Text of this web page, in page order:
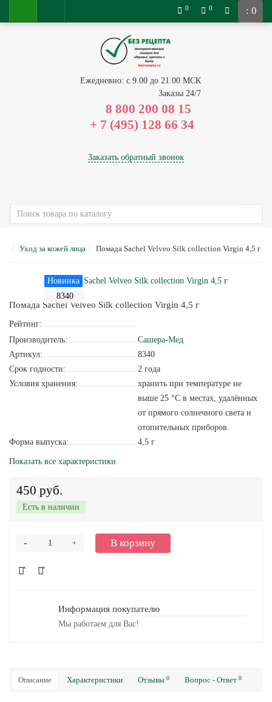
: 0
0 0
Ежедневно: с 9.00 до 21.00 МСК
Заказы 24/7
8 800 200 08 15
Заказать обратный звонок
Уход за кожей лица Помада Sachel Velveo Silk collection Virgin 4,5 г
Новинка
8340
Помада Sachel Velveo Silk collection Virgin 4,5 г
Рейтинг:
Производитель:
Сашера-Мед
Артикул:
8340
Срок годности:
2 года
Условия хранения:
хранить при температуре не
выше 25 °С в местах, удалённых
от прямого солнечного света и
отопительных приборов.
Форма выпуска:
4,5 г
Показать все характеристики
450 руб.
Есть в наличии
+
- В корзину
Информация покупателю
Мы работаем для Вас!
Описание Характеристики Отзывы 0 Вопрос - Ответ 0